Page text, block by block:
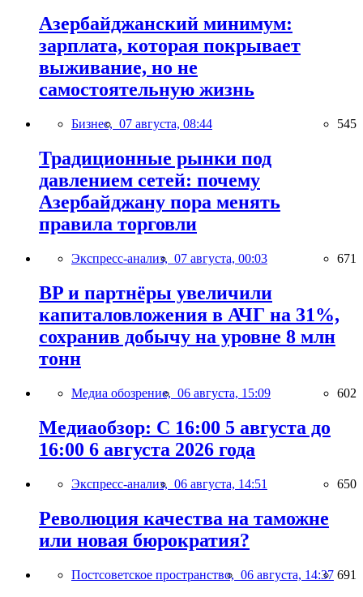
Азербайджанский минимум:
зарплата, которая покрывает
выживание, но не
самостоятельную жизнь
Бизнес, 07 августа, 08:44 545
Традиционные рынки под
давлением сетей: почему
Азербайджану пора менять
правила торговли
Экспресс-анализ, 07 августа, 00:03 671
BP и партнёры увеличили
капиталовложения в АЧГ на 31%,
сохранив добычу на уровне 8 млн
тонн
Медиа обозрение, 06 августа, 15:09 602
Медиаобзор: С 16:00 5 августа до
16:00 6 августа 2026 года
Экспресс-анализ, 06 августа, 14:51 650
Революция качества на таможне
или новая бюрократия?
Постсоветское пространство, 06 августа, 14:37 691